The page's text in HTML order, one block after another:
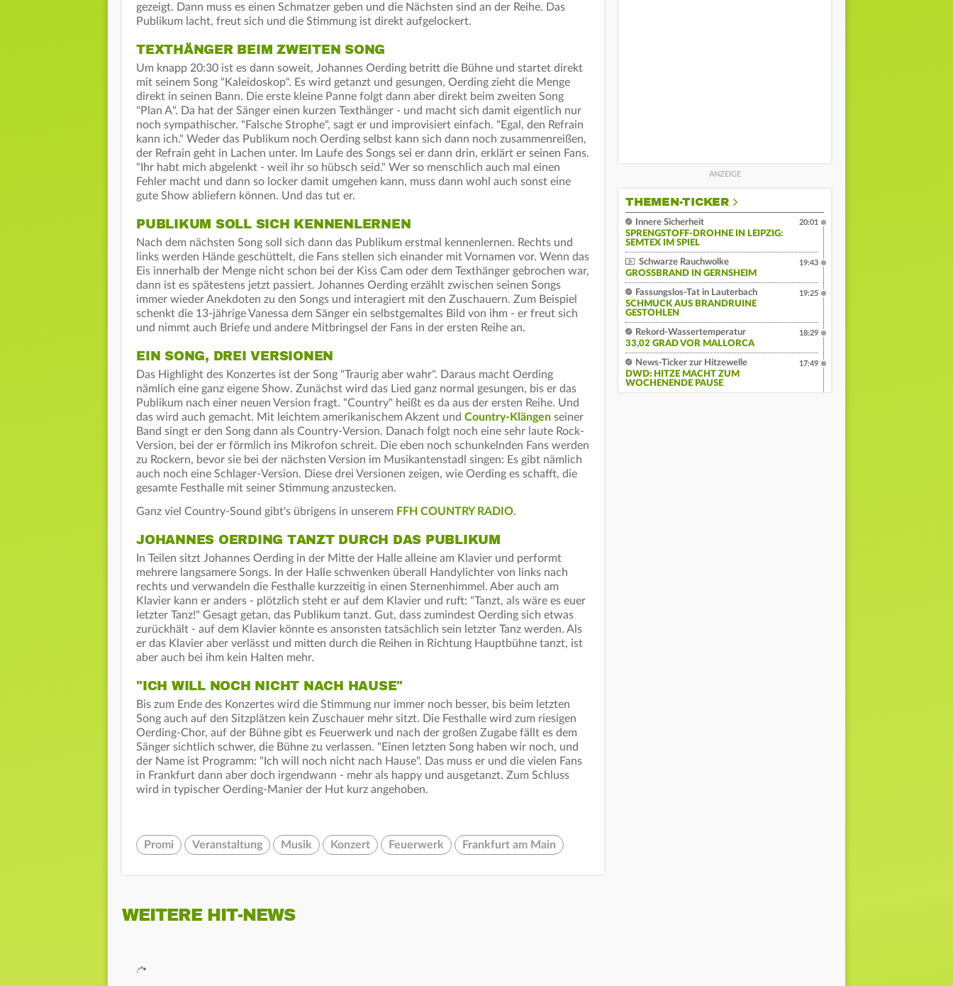
gezeigt. Dann muss es einen Schmatzer geben und die Nächsten sind an der Reihe. Das
Publikum lacht, freut sich und die Stimmung ist direkt aufgelockert.
TEXTHÄNGER BEIM ZWEITEN SONG
Um knapp 20:30 ist es dann soweit, Johannes Oerding betritt die Bühne und startet direkt
mit seinem Song "Kaleidoskop". Es wird getanzt und gesungen, Oerding zieht die Menge
direkt in seinen Bann. Die erste kleine Panne folgt dann aber direkt beim zweiten Song
"Plan A". Da hat der Sänger einen kurzen Texthänger - und macht sich damit eigentlich nur
noch sympathischer. "Falsche Strophe", sagt er und improvisiert einfach. "Egal, den Refrain
kann ich." Weder das Publikum noch Oerding selbst kann sich dann noch zusammenreißen,
der Refrain geht in Lachen unter. Im Laufe des Songs sei er dann drin, erklärt er seinen Fans.
"Ihr habt mich abgelenkt - weil ihr so hübsch seid." Wer so menschlich auch mal einen
Fehler macht und dann so locker damit umgehen kann, muss dann wohl auch sonst eine
gute Show abliefern können. Und das tut er.
PUBLIKUM SOLL SICH KENNENLERNEN
Nach dem nächsten Song soll sich dann das Publikum erstmal kennenlernen. Rechts und
links werden Hände geschüttelt, die Fans stellen sich einander mit Vornamen vor. Wenn das
Eis innerhalb der Menge nicht schon bei der Kiss Cam oder dem Texthänger gebrochen war,
dann ist es spätestens jetzt passiert. Johannes Oerding erzählt zwischen seinen Songs
immer wieder Anekdoten zu den Songs und interagiert mit den Zuschauern. Zum Beispiel
schenkt die 13-jährige Vanessa dem Sänger ein selbstgemaltes Bild von ihm - er freut sich
und nimmt auch Briefe und andere Mitbringsel der Fans in der ersten Reihe an.
EIN SONG, DREI VERSIONEN
Das Highlight des Konzertes ist der Song "Traurig aber wahr". Daraus macht Oerding
nämlich eine ganz eigene Show. Zunächst wird das Lied ganz normal gesungen, bis er das
Publikum nach einer neuen Version fragt. "Country" heißt es da aus der ersten Reihe. Und
das wird auch gemacht. Mit leichtem amerikanischem Akzent und Country-Klängen seiner
Band singt er den Song dann als Country-Version. Danach folgt noch eine sehr laute Rock-
Version, bei der er förmlich ins Mikrofon schreit. Die eben noch schunkelnden Fans werden
zu Rockern, bevor sie bei der nächsten Version im Musikantenstadl singen: Es gibt nämlich
auch noch eine Schlager-Version. Diese drei Versionen zeigen, wie Oerding es schafft, die
gesamte Festhalle mit seiner Stimmung anzustecken.
Ganz viel Country-Sound gibt's übrigens in unserem FFH COUNTRY RADIO.
JOHANNES OERDING TANZT DURCH DAS PUBLIKUM
In Teilen sitzt Johannes Oerding in der Mitte der Halle alleine am Klavier und performt
mehrere langsamere Songs. In der Halle schwenken überall Handylichter von links nach
rechts und verwandeln die Festhalle kurzzeitig in einen Sternenhimmel. Aber auch am
Klavier kann er anders - plötzlich steht er auf dem Klavier und ruft: "Tanzt, als wäre es euer
letzter Tanz!" Gesagt getan, das Publikum tanzt. Gut, dass zumindest Oerding sich etwas
zurückhält - auf dem Klavier könnte es ansonsten tatsächlich sein letzter Tanz werden. Als
er das Klavier aber verlässt und mitten durch die Reihen in Richtung Hauptbühne tanzt, ist
aber auch bei ihm kein Halten mehr.
"ICH WILL NOCH NICHT NACH HAUSE"
Bis zum Ende des Konzertes wird die Stimmung nur immer noch besser, bis beim letzten
Song auch auf den Sitzplätzen kein Zuschauer mehr sitzt. Die Festhalle wird zum riesigen
Oerding-Chor, auf der Bühne gibt es Feuerwerk und nach der großen Zugabe fällt es dem
Sänger sichtlich schwer, die Bühne zu verlassen. "Einen letzten Song haben wir noch, und
der Name ist Programm: "Ich will noch nicht nach Hause". Das muss er und die vielen Fans
in Frankfurt dann aber doch irgendwann - mehr als happy und ausgetanzt. Zum Schluss
wird in typischer Oerding-Manier der Hut kurz angehoben.
Promi Veranstaltung Musik Konzert Feuerwerk Frankfurt am Main
THEMEN-TICKER
Innere Sicherheit
SPRENGSTOFF-DROHNE IN LEIPZIG:
SEMTEX IM SPIEL
20:01
Schwarze Rauchwolke
GROSSBRAND IN GERNSHEIM
19:43
Fassungslos-Tat in Lauterbach
SCHMUCK AUS BRANDRUINE
GESTOHLEN
19:25
Rekord-Wassertemperatur
33,02 GRAD VOR MALLORCA
18:29
News-Ticker zur Hitzewelle
DWD: HITZE MACHT ZUM
WOCHENENDE PAUSE
17:49
WEITERE HIT-NEWS